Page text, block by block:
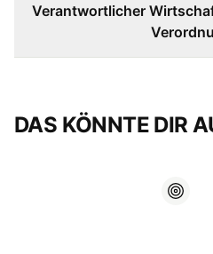
Verantwortlicher
DAS KÖNNTE DIR